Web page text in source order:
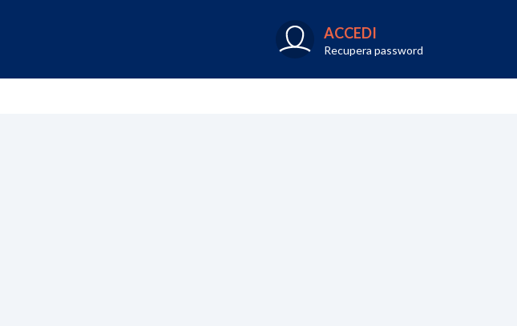
ACCEDI
Recupera password